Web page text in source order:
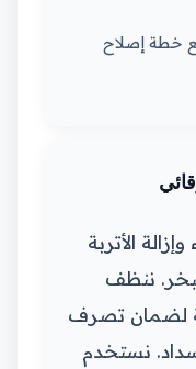
خطة إصلاح
الأتربة
ننظف
لضمان تصرف
نستخدم